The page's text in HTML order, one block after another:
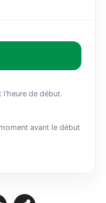
l'heure de début.
avant le début